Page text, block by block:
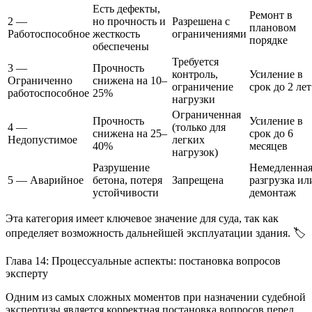
2 —
Работоспособное
Есть дефекты,
но прочность и
жесткость
обеспечены
Разрешена с
ограничениями
Ремонт в
плановом
порядке
3 —
Ограниченно
работоспособное
Прочность
снижена на 10–
25%
Требуется
контроль,
ограничение
нагрузки
Усиление в
срок до 2 лет
4 —
Недопустимое
Прочность
снижена на 25–
40%
Ограниченная
(только для
легких
нагрузок)
Усиление в
срок до 6
месяцев
5 — Аварийное
Разрушение
бетона, потеря
устойчивости
Запрещена
Немедленная
разгрузка
демонтаж
Эта категория имеет ключевое значение для суда, так как
определяет возможность дальнейшей эксплуатации здания. 🏷️
Глава 14: Процессуальные аспекты: постановка вопросов
эксперту
Одним из самых сложных моментов при назначении судебной
экспертизы является корректная постановка вопросов перед